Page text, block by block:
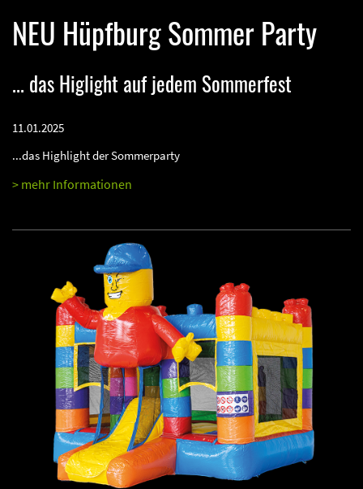
NEU Hüpfburg Sommer Party
... das Higlight auf jedem Sommerfest
11.01.2025
...das Highlight der Sommerparty
> mehr Informationen